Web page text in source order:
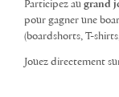
Participez au grand
pour gagner une
(boardshorts, T-
Jouez directement